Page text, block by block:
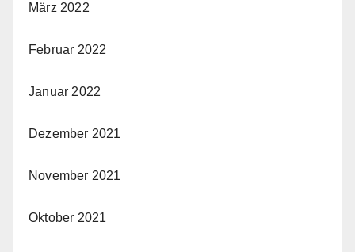
März 2022
Februar 2022
Januar 2022
Dezember 2021
November 2021
Oktober 2021